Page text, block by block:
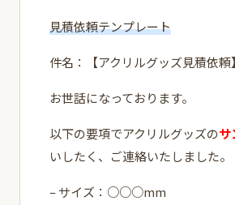
見積依頼テンプレート
件名：【アクリルグッズ見積依頼】
お世話になっております。
以下の要項でアクリルグッズのサ
いしたく、ご連絡いたしました。
– サイズ：○○○mm